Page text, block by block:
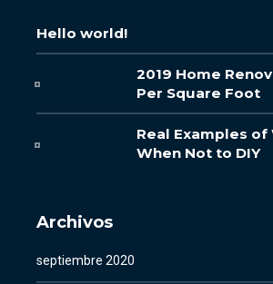
Hello world!
2019 Home
Per Square Foot
Real Examples of
When Not to DIY
Archivos
septiembre 2020